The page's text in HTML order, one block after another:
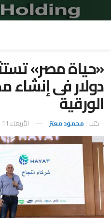
دولار فى إنشاء
الورقية
كتب : محمود معتز الأربعاء 11 سبتمبر 2024